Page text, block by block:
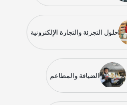
التجزئة والتجارة الإلكترونية
الضيافة والمطاعم